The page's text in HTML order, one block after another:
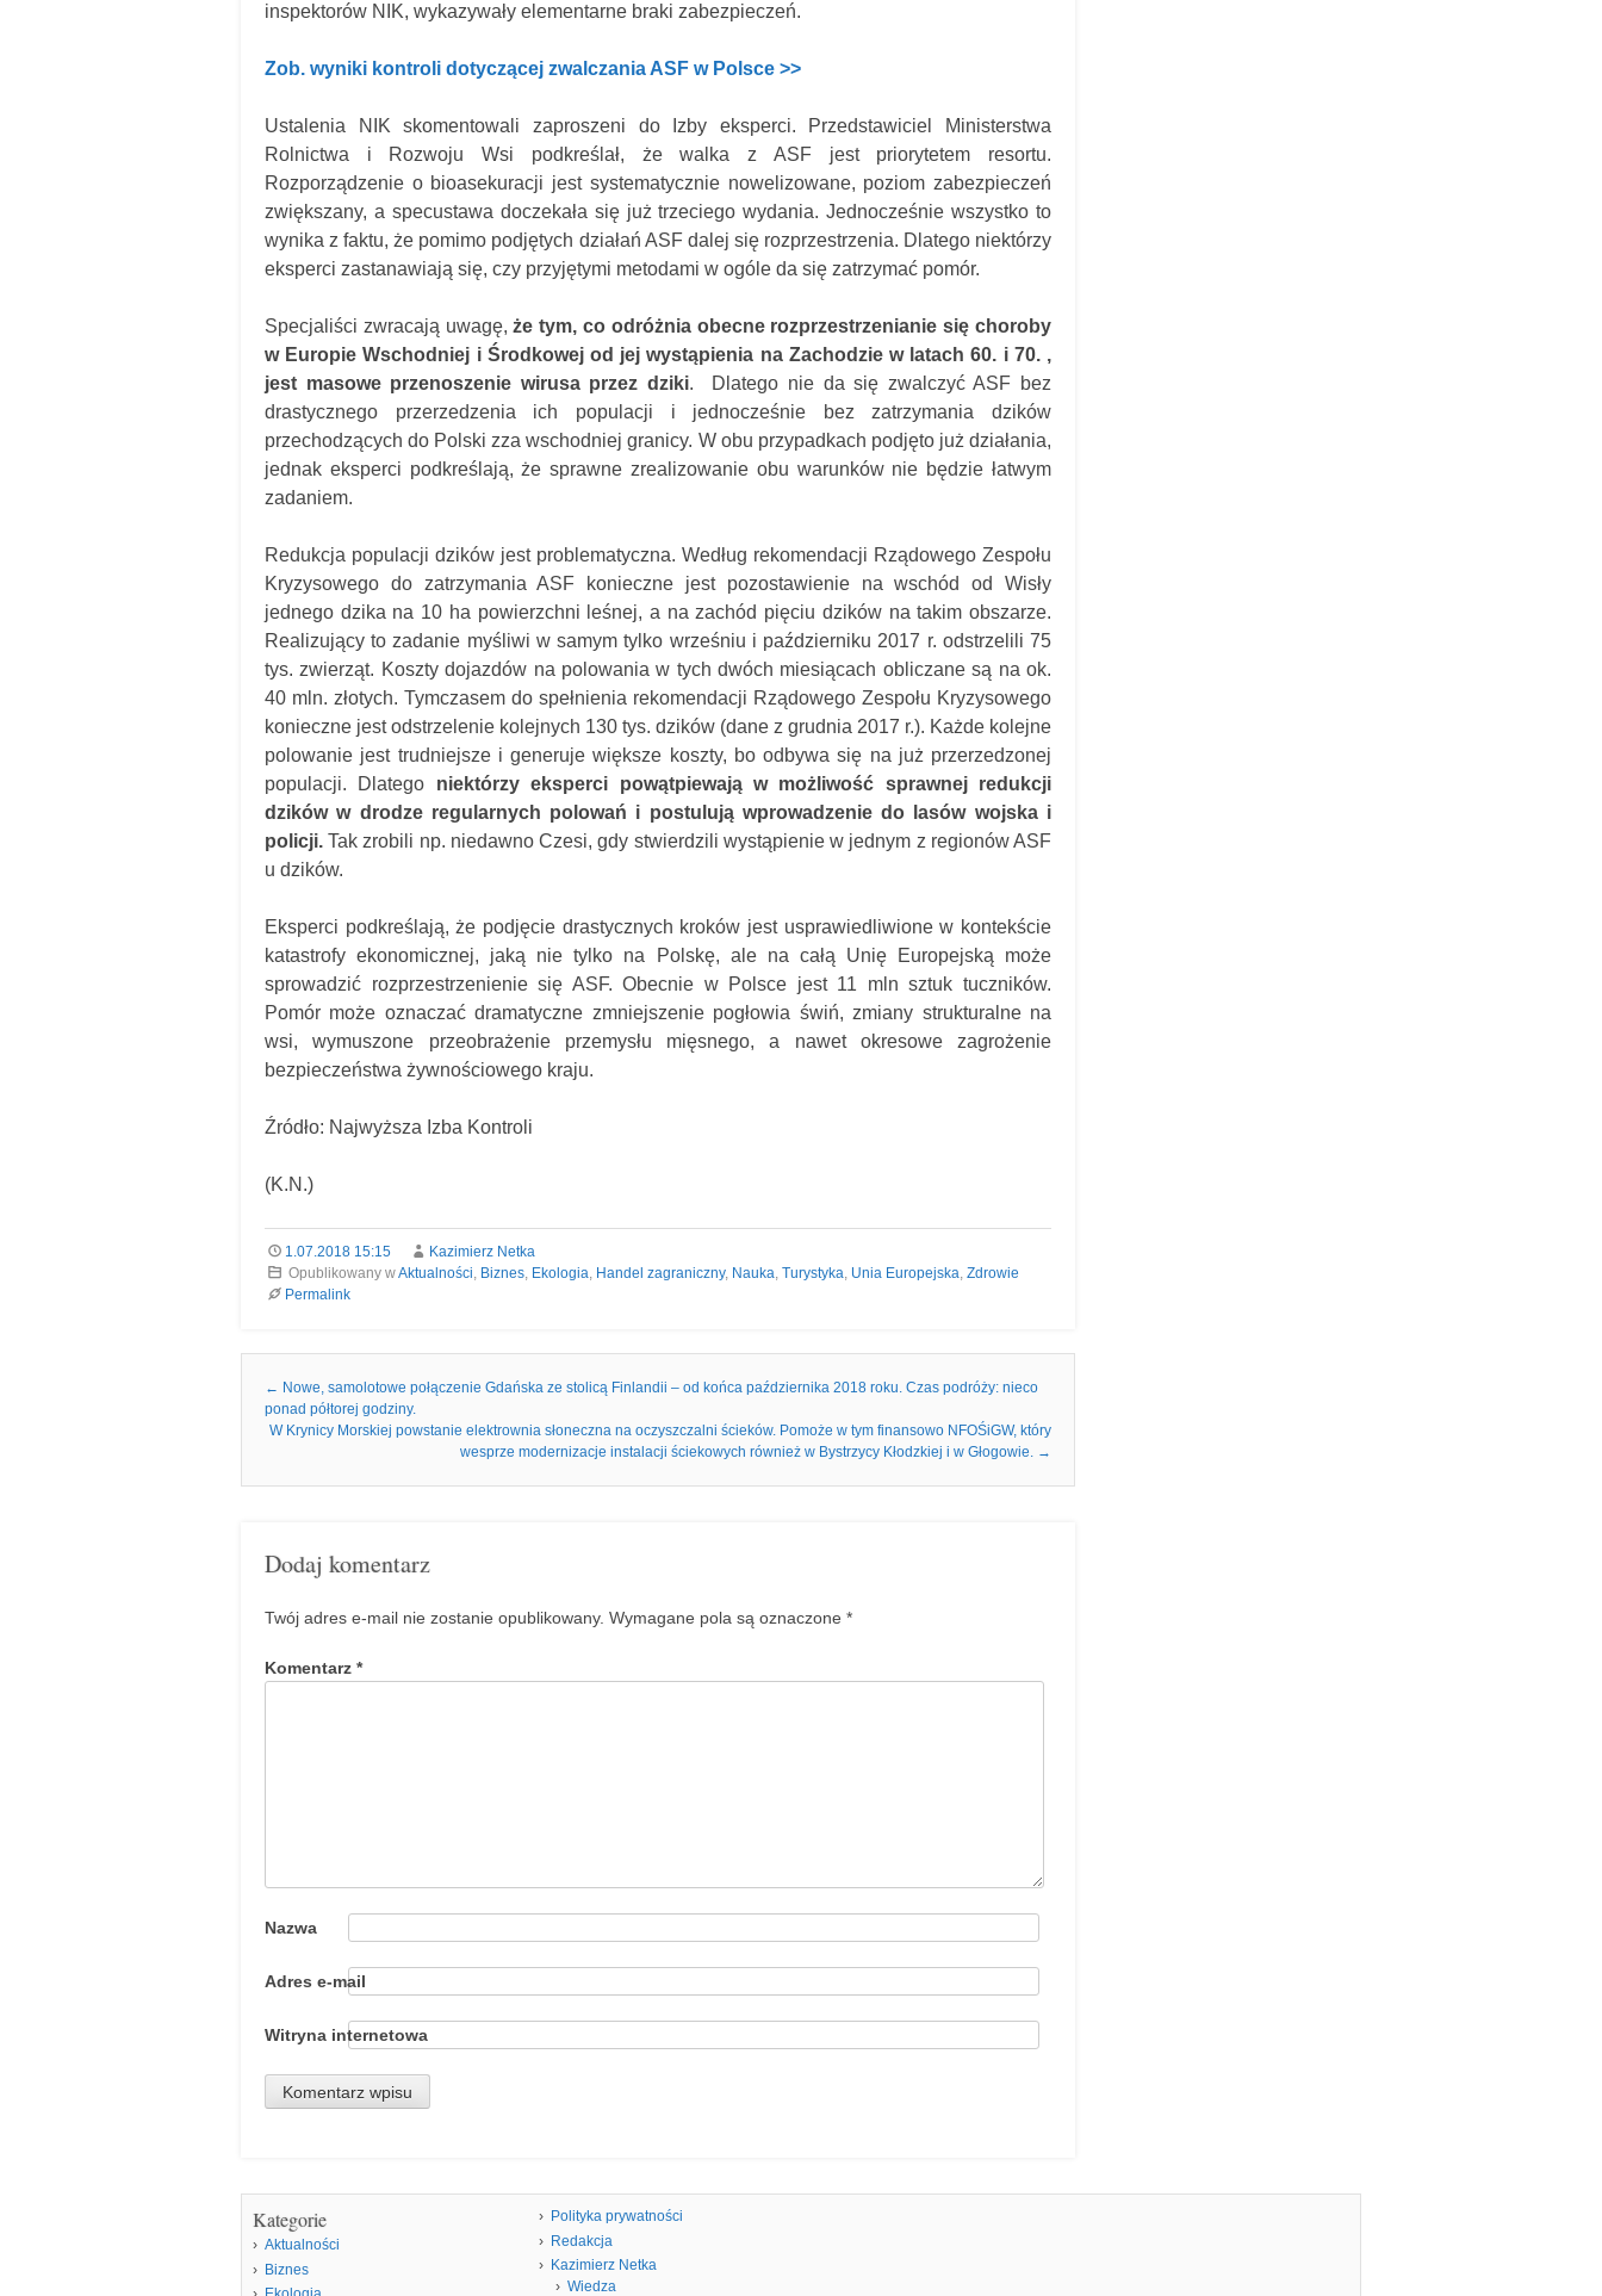
inspektorów NIK, wykazywały elementarne braki zabezpieczeń.
Zob. wyniki kontroli dotyczącej zwalczania ASF w Polsce >>
Ustalenia NIK skomentowali zaproszeni do Izby eksperci. Przedstawiciel Ministerstwa
Rolnictwa i Rozwoju Wsi podkreślał, że walka z ASF jest priorytetem resortu.
Rozporządzenie o bioasekuracji jest systematycznie nowelizowane, poziom zabezpieczeń
zwiększany, a specustawa doczekała się już trzeciego wydania. Jednocześnie wszystko to
wynika z faktu, że pomimo podjętych działań ASF dalej się rozprzestrzenia. Dlatego niektórzy
eksperci zastanawiają się, czy przyjętymi metodami w ogóle da się zatrzymać pomór.
Specjaliści zwracają uwagę,że tym, co odróżnia obecne rozprzestrzenianie się choroby
w Europie Wschodniej i Środkowej od jej wystąpienia na Zachodzie w latach 60. i 70. ,
jest masowe przenoszenie wirusa przez dziki. Dlatego nie da się zwalczyć ASF bez
drastycznego przerzedzenia ich populacji i jednocześnie bez zatrzymania dzików
przechodzących do Polski zza wschodniej granicy. W obu przypadkach podjęto już działania,
jednak eksperci podkreślają, że sprawne zrealizowanie obu warunków nie będzie łatwym
zadaniem.
Redukcja populacji dzików jest problematyczna. Według rekomendacji Rządowego Zespołu
Kryzysowego do zatrzymania ASF konieczne jest pozostawienie na wschód od Wisły
jednego dzika na 10 ha powierzchni leśnej, a na zachód pięciu dzików na takim obszarze.
Realizujący to zadanie myśliwi w samym tylko wrześniu i październiku 2017 r. odstrzelili 75
tys. zwierząt. Koszty dojazdów na polowania w tych dwóch miesiącach obliczane są na ok.
40 mln. złotych. Tymczasem do spełnienia rekomendacji Rządowego Zespołu Kryzysowego
konieczne jest odstrzelenie kolejnych 130 tys. dzików (dane z grudnia 2017 r.). Każde kolejne
polowanie jest trudniejsze i generuje większe koszty, bo odbywa się na już przerzedzonej
populacji. Dlatego niektórzy eksperci powątpiewają w możliwość sprawnej redukcji
dzików w drodze regularnych polowań i postulują wprowadzenie do lasów wojska i
policji. Tak zrobili np. niedawno Czesi, gdy stwierdzili wystąpienie w jednym z regionów ASF
u dzików.
Eksperci podkreślają, że podjęcie drastycznych kroków jest usprawiedliwione w kontekście
katastrofy ekonomicznej, jaką nie tylko na Polskę, ale na całą Unię Europejską może
sprowadzić rozprzestrzenienie się ASF. Obecnie w Polsce jest 11 mln sztuk tuczników.
Pomór może oznaczać dramatyczne zmniejszenie pogłowia świń, zmiany strukturalne na
wsi, wymuszone przeobrażenie przemysłu mięsnego, a nawet okresowe zagrożenie
bezpieczeństwa żywnościowego kraju.
Źródło: Najwyższa Izba Kontroli
(K.N.)
1.07.2018 15:15
Kazimierz Netka
Opublikowany wAktualności, Biznes, Ekologia, Handel zagraniczny, Nauka, Turystyka, Unia Europejska, Zdrowie
Permalink
Nawigacja we wpisach
← Nowe, samolotowe połączenie Gdańska ze stolicą Finlandii – od końca października 2018 roku. Czas podróży: nieco
ponad półtorej godziny.
W Krynicy Morskiej powstanie elektrownia słoneczna na oczyszczalni ścieków. Pomoże w tym finansowo NFOŚiGW, który
wesprze modernizacje instalacji ściekowych również w Bystrzycy Kłodzkiej i w Głogowie. →
Dodaj komentarz
Twój adres e-mail nie zostanie opublikowany. Wymagane pola są oznaczone *
Komentarz *
Nazwa
Adres e-mail
Witryna internetowa
Kategorie
Aktualności
Biznes
Polityka prywatności
Redakcja
Kazimierz Netka
Wiedza